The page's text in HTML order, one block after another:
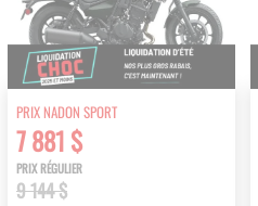
PRIX NADON SPORT
7 881 $
PRIX RÉGULIER
9 144 $